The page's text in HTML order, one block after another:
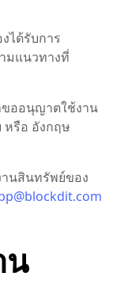
ได้รับการ
มแนวทางที่
ขออนุญาตใช้งาน
หรือ อังกฤษ
นสินทรัพย์ของ
น